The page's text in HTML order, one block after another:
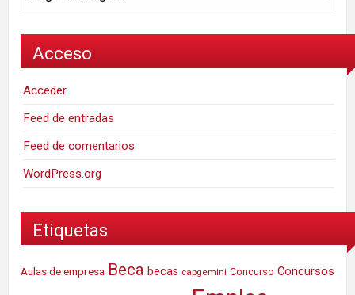
Acceso
Acceder
Feed de entradas
Feed de comentarios
WordPress.org
Etiquetas
Aulas de empresa Beca becas capgemini Concurso Concursos